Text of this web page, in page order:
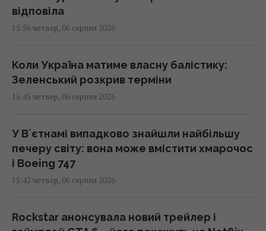
відповіла
15:56 четвер, 06 серпня 2026
Коли Україна матиме власну балістику:
Зеленський розкрив терміни
15:45 четвер, 06 серпня 2026
У Вʼєтнамі випадково знайшли найбільшу
печеру світу: вона може вмістити хмарочос
і Boeing 747
15:42 четвер, 06 серпня 2026
Rockstar анонсувала новий трейлер і